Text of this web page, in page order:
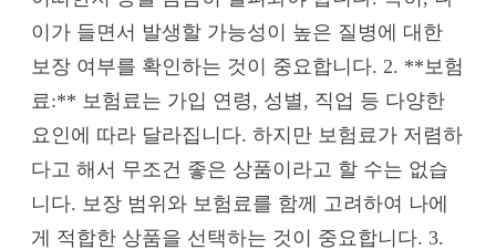
이가 들면서 발생할 가능성이 높은 질병에 대한
보장 여부를 확인하는 것이 중요합니다. 2. **보험
료:** 보험료는 가입 연령, 성별, 직업 등 다양한
요인에 따라 달라집니다. 하지만 보험료가 저렴하
다고 해서 무조건 좋은 상품이라고 할 수는 없습
니다. 보장 범위와 보험료를 함께 고려하여 나에
게 적합한 상품을 선택하는 것이 중요합니다. 3.